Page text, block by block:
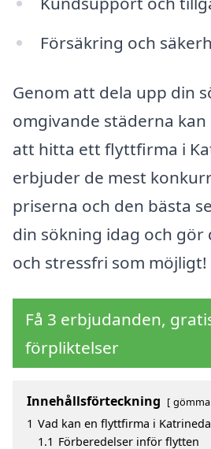
Försäkring och
Genom att dela upp din
omgivande städerna kan
att hitta ett flyttfirma i
erbjuder de mest
priserna och den bästa
din sökning idag och gör
och stressfri som möjligt!
Få 3 erbjudanden,
förpliktelser
Innehållsförteckning gömma
1 Vad kan en flyttfirma i
1.1 Förberedelser inför flytten